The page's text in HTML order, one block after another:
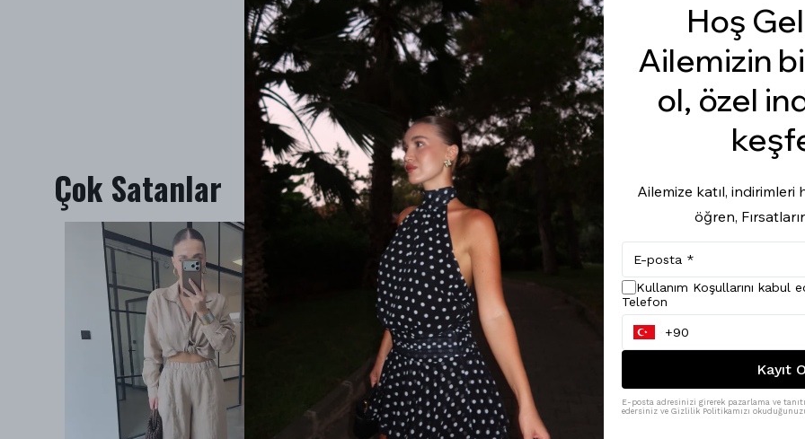
Çok Satanlar
Hoş
Ailemizin
ol, özel
Ailemize katıl, indirimleri
öğren,
Kullanım Koşullarını kabul
Telefon
Kayıt
E-posta adresinizi girerek pazarlama ve
edersiniz ve Gizlilik Politikamızı